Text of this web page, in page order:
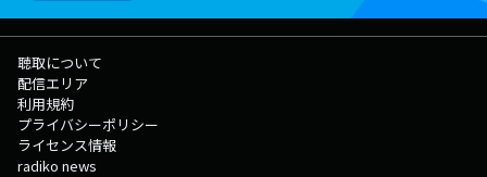
聴取について
配信エリア
利用規約
プライバシーポリシー
ライセンス情報
radiko news